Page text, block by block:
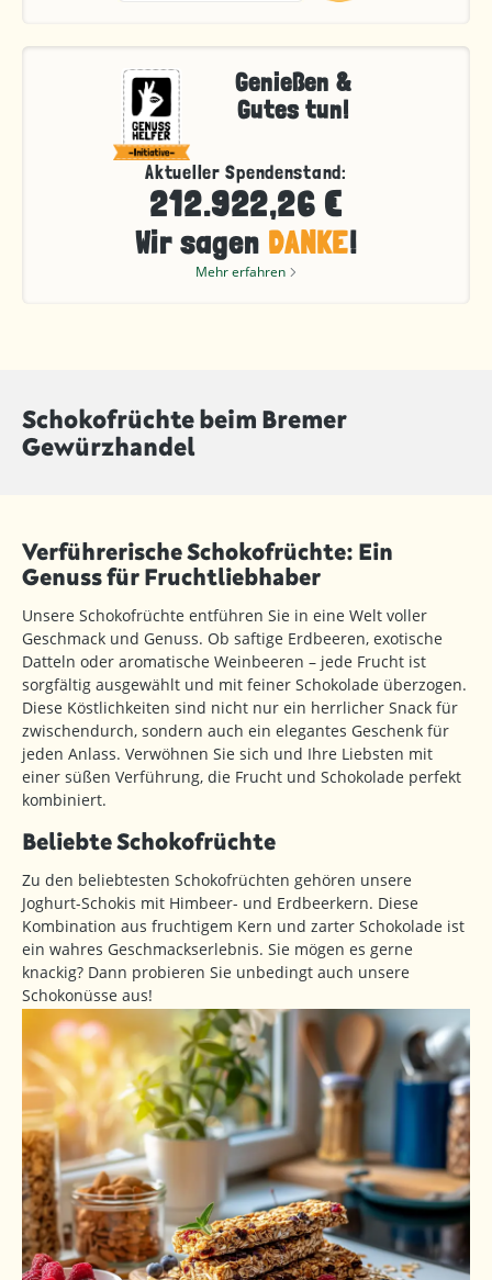
Genießen &
Gutes tun!
Aktueller Spendenstand:
212.922,26 €
Wir sagen DANKE!
Mehr erfahren
Schokofrüchte beim Bremer
Gewürzhandel
Verführerische Schokofrüchte: Ein
Genuss für Fruchtliebhaber
Unsere Schokofrüchte entführen Sie in eine Welt voller
Geschmack und Genuss. Ob saftige Erdbeeren, exotische
Datteln oder aromatische Weinbeeren – jede Frucht ist
sorgfältig ausgewählt und mit feiner Schokolade überzogen.
Diese Köstlichkeiten sind nicht nur ein herrlicher Snack für
zwischendurch, sondern auch ein elegantes Geschenk für
jeden Anlass. Verwöhnen Sie sich und Ihre Liebsten mit
einer süßen Verführung, die Frucht und Schokolade perfekt
kombiniert.
Beliebte Schokofrüchte
Zu den beliebtesten Schokofrüchten gehören unsere
Joghurt-Schokis mit Himbeer- und Erdbeerkern. Diese
Kombination aus fruchtigem Kern und zarter Schokolade ist
ein wahres Geschmackserlebnis. Sie mögen es gerne
knackig? Dann probieren Sie unbedingt auch unsere
Schokonüsse aus!